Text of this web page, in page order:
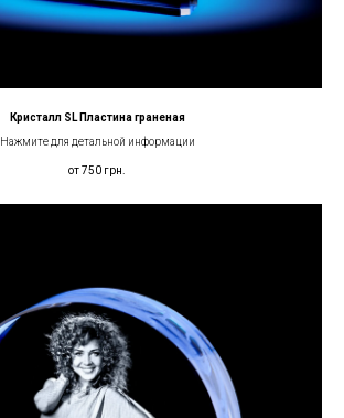
Кристалл SL Пластина граненая
Нажмите для детальной информации
от 750 грн.